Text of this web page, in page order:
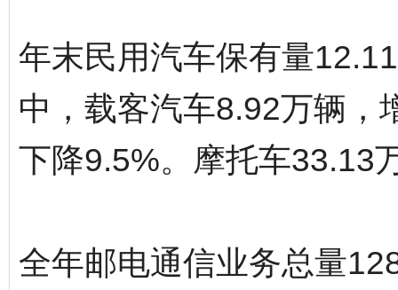
年末民用汽车保有量
中，载客汽车8.92万辆，
下降9.5%。摩托车33.13
全年邮电通信业务总量